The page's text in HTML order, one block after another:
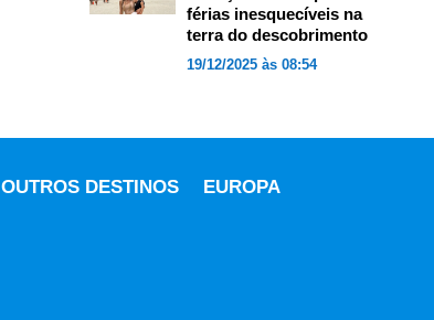
férias inesquecíveis na
terra do descobrimento
19/12/2025 às 08:54
OUTROS DESTINOS
EUROPA